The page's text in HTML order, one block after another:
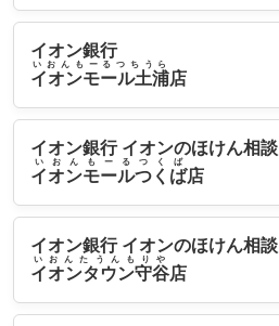
イオン銀行
イオンモール土浦
いおんもーるつちうら
店
イオン銀行 イオンのほけん相談
イオンモールつくば
いおんもーるつくば
店
イオン銀行 イオンのほけん相談
イオンタウン守谷
いおんたうんもりや
店